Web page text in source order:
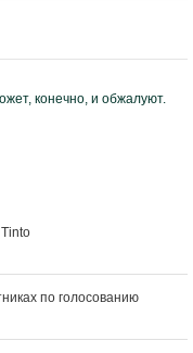
конечно, и обжалуют.
по голосованию